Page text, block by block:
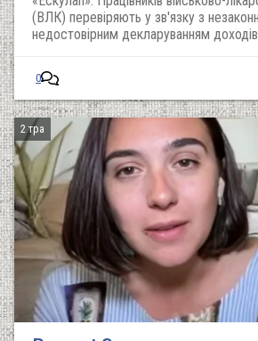
(ВЛК) перевіряють у зв'язку з
недостовірним декларуванням
0
2 тра